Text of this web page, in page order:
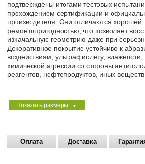
подтверждены итогами тестовых
прохождением сертификации и
производителя. Они отличаются хорошей
ремонтопригодностью, что позволяет
изначальную геометрию даже при
Декоративное покрытие устойчиво к
воздействиям, ультрафиолету, влажности,
химической агрессии со стороны
реагентов, нефтепродуктов, иных веществ.
Показать размеры ▼
Оплата Доставка